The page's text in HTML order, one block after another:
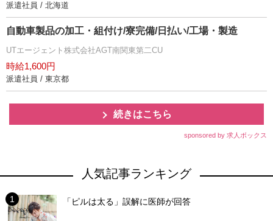
派遣社員 / 北海道
自動車製品の加工・組付け/寮完備/日払い/工場・製造
UTエージェント株式会社AGT南関東第二CU
時給1,600円
派遣社員 / 東京都
続きはこちら
sponsored by 求人ボックス
人気記事ランキング
「ピルは太る」誤解に医師が回答